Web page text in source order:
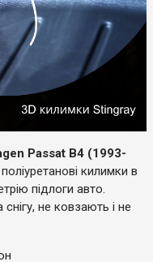
Passat B4 (1993-
килимки в
підлоги авто.
не ковзають і не